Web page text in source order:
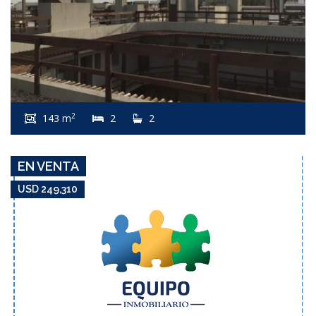
143 m2 2 2
USD 249,310
Apartamento #7067
AIDY GRILL
EN VENTA
USD 249,310